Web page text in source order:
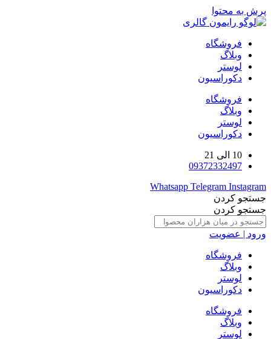
پرش به محتوا
فروشگاه
وبلاگ
لوستر
دکوراسیون
فروشگاه
وبلاگ
لوستر
دکوراسیون
10 الی 21
09372332497
Whatsapp Telegram Instagram
جستجو کردن
جستجو کردن
ورود | عضویت
فروشگاه
وبلاگ
لوستر
دکوراسیون
فروشگاه
وبلاگ
لوستر